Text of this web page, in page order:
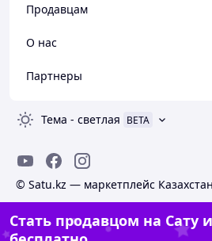
Продавцам
О нас
Партнеры
Тема - светлая BETA
© Satu.kz — маркетплейс
Стать продавцом на Сату